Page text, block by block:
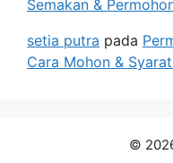
Semakan &
setia putra pada
Cara Mohon &
©